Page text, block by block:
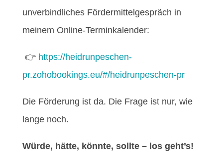
unverbindliches Fördermittelgespräch in
meinem Online-Terminkalender:
👉 https://heidrunpeschen-
pr.zohobookings.eu/#/heidrunpeschen-pr
Die Förderung ist da. Die Frage ist nur, wie
lange noch.
Würde, hätte, könnte, sollte – los geht’s!